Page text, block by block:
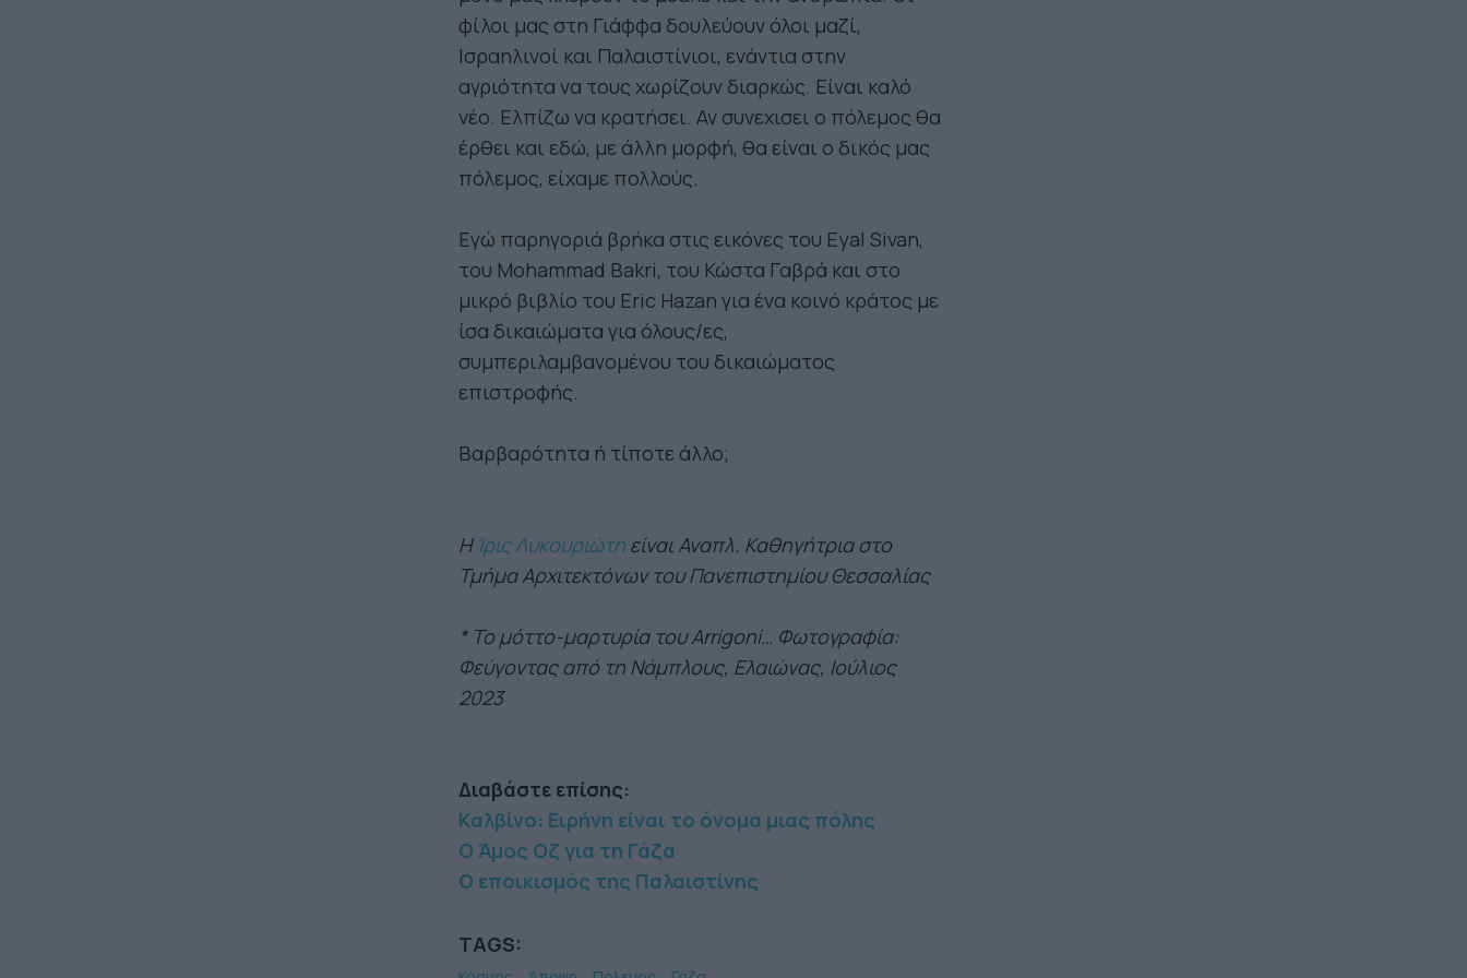
φίλοι μας στη Γιάφφα δουλεύουν όλοι μαζί,
Ισραηλινοί και Παλαιστίνιοι, ενάντια στην
αγριότητα να τους χωρίζουν διαρκώς. Είναι καλό
νέο. Ελπίζω να κρατήσει. Αν συνεχισει ο πόλεμος θα
έρθει και εδώ, με άλλη μορφή, θα είναι ο δικός μας
πόλεμος, είχαμε πολλούς.
Εγώ παρηγοριά βρήκα στις εικόνες του Eyal Sivan,
του Mohammad Bakri, του Κώστα Γαβρά και στο
μικρό βιβλίο του Eric Hazan για ένα κοινό κράτος με
ίσα δικαιώματα για όλους/ες,
συμπεριλαμβανομένου του δικαιώματος
επιστροφής.
Βαρβαρότητα ή τίποτε άλλο;
Η Ίρις Λυκουριώτη είναι Αναπλ. Καθηγήτρια στο
Τμήμα Αρχιτεκτόνων του Πανεπιστημίου Θεσσαλίας
* Το μόττο-μαρτυρία του Arrigoni… Φωτογραφία:
Φεύγοντας από τη Νάμπλους, Ελαιώνας, Ιούλιος
2023
Διαβάστε επίσης:
Καλβίνο: Ειρήνη είναι το όνομα μιας πόλης
Ο Άμος Οζ για τη Γάζα
Ο εποικισμός της Παλαιστίνης
TAGS: